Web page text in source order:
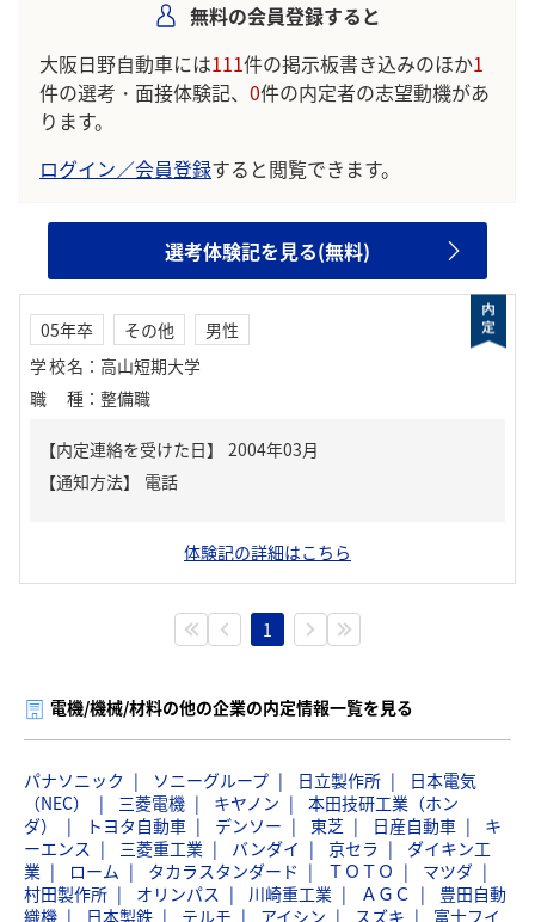
無料の会員登録すると
大阪日野自動車には111件の掲示板書き込みのほか1
件の選考・面接体験記、 0件の内定者の志望動機があ
ります。
ログイン／会員登録すると閲覧できます。
選考体験記を見る(無料)
05年卒 その他
男性
学校名 ： 高山短期大学
職種 ： 整備職
【内定連絡を受けた日】
2004年03月
【通知方法】
電話
体験記の詳細はこちら
1
電機/機械/材料の他の企業の内定情報一覧を見る
パナソニック ソニーグループ 日立製作所
日本電気
（NEC）
三菱電機 キヤノン
本田技研工業（ホン
ダ）
トヨタ自動車 デンソー 東芝 日産自動車
キ
ーエンス
三菱重工業 バンダイ 京セラ
ダイキン工
業
ローム タカラスタンダード ＴＯＴＯ
マツダ
村田製作所
オリンパス 川崎重工業 ＡＧＣ
豊田自動
織機
日本製鉄 テルモ アイシン スズキ 富士フイ